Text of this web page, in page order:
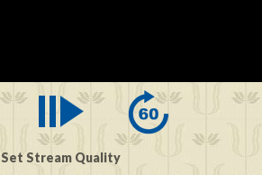
Set Stream Quality